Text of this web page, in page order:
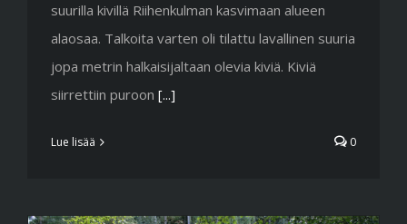
suurilla kivillä Riihenkulman kasvimaan alueen
alaosaa. Talkoita varten oli tilattu lavallinen suuria
jopa metrin halkaisijaltaan olevia kiviä. Kiviä
siirrettiin puroon [...]
Lue lisää 0